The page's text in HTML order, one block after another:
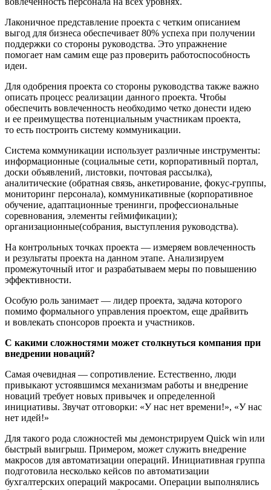
Лаконичное представление проекта с четким описанием
выгод для бизнеса обеспечивает 80% успеха при получении
поддержки со стороны руководства. Это упражнение
помогает нам самим еще раз проверить работоспособность
идеи.
Для одобрения проекта со стороны руководства также важно
описать процесс реализации данного проекта. Чтобы
обеспечить вовлеченность необходимо четко донести идею
и ее преимущества потенциальным участникам проекта,
то есть построить систему коммуникации.
Система коммуникации использует различные инструменты:
информационные (социальные сети, корпоративный портал,
доски объявлений, листовки, почтовая рассылка),
аналитические (обратная связь, анкетирование, фокус-группы,
мониторинг персонала), коммуникативные (корпоративное
обучение, адаптационные тренинги, профессиональные
соревнования, элементы геймификации);
организационные(собрания, выступления руководства).
На контрольных точках проекта — измеряем вовлеченность
и результаты проекта на данном этапе. Анализируем
промежуточный итог и разрабатываем меры по повышению
эффективности.
Особую роль занимает — лидер проекта, задача которого
помимо формального управления проектом, еще драйвить
и вовлекать спонсоров проекта и участников.
С какими сложностями может столкнуться компания при
внедрении новаций?
Самая очевидная — сопротивление. Естественно, люди
привыкают устоявшимся механизмам работы и внедрение
новаций требует новых привычек и определенной
инициативы. Звучат отговорки: «У нас нет времени!», «У нас
нет идей!»
Для такого рода сложностей мы демонстрируем Quick win или
быстрый выигрыш. Примером, может служить внедрение
макросов для автоматизации операций. Инициативная группа
подготовила несколько кейсов по автоматизации
бухгалтерских операций макросами. Операции выполнялись